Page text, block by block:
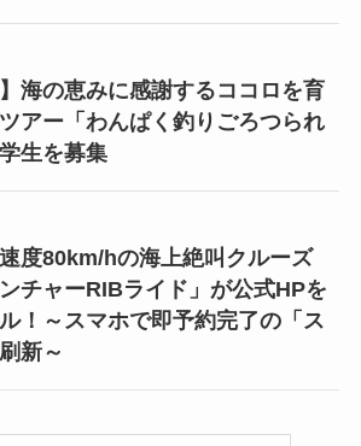
】海の恵みに感謝するココロを育
アー「わんぱく釣りごろつられ
生を募集
度80km/hの海上絶叫クルーズ
チャーRIBライド」が公式HPを
！～スマホで即予約完了の「ス
新～